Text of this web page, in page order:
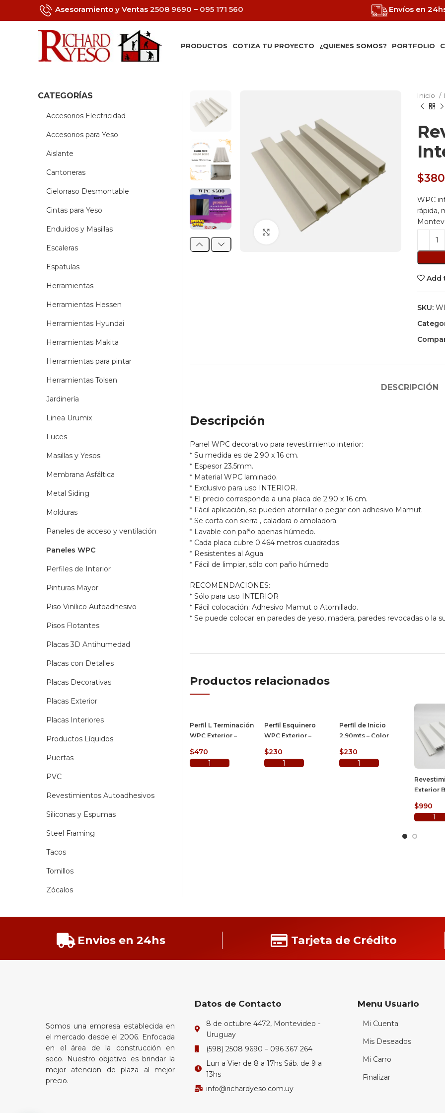
Asesoramiento y Ventas 2508 9690 – 095 171 560 Envíos en
PRODUCTOS COTIZA TU PROYECTO ¿QUIENES SOMOS? PORTFOLIO
Click to enlarge
Inicio
$380
WPC
rápida,
Add
SKU:
DESCRIPCIÓN
Descripción
Panel WPC decorativo para revestimiento interior:
* Su medida es de 2.90 x 16 cm.
* Espesor 23.5mm.
* Material WPC laminado.
* Exclusivo para uso INTERIOR.
* El precio corresponde a una placa de 2.90 x 16 cm.
* Fácil aplicación, se pueden atornillar o pegar con adhesivo Mamut.
* Se corta con sierra , caladora o amoladora.
* Lavable con paño apenas húmedo.
* Cada placa cubre 0.464 metros cuadrados.
* Resistentes al Agua
* Fácil de limpiar, sólo con paño húmedo
RECOMENDACIONES:
* Sólo para uso INTERIOR
* Fácil colocación: Adhesivo Mamut o Atornillado.
* Se puede colocar en paredes de yeso, madera, paredes revocadas o la
Productos relacionados
Perfil L Terminación
WPC Exterior –
Marron Oscuro –
290cm
$470
Añadir al carrito
Perfil Esquinero
WPC Exterior –
Color Negro
$230
Añadir al carrito
Perfil de Inicio
2.90mts – Color
Beige
$230
Añadir al carrito
Exterior
$990
Añadir
CATEGORÍAS
Accesorios Electricidad
Accesorios para Yeso
Aislante
Cantoneras
Cielorraso Desmontable
Cintas para Yeso
Enduidos y Masillas
Escaleras
Espatulas
Herramientas
Herramientas Hessen
Herramientas Hyundai
Herramientas Makita
Herramientas para pintar
Herramientas Tolsen
Jardinería
Linea Urumix
Luces
Masillas y Yesos
Membrana Asfáltica
Metal Siding
Molduras
Paneles de acceso y ventilación
Paneles WPC
Perfiles de Interior
Pinturas Mayor
Piso Vinílico Autoadhesivo
Pisos Flotantes
Placas 3D Antihumedad
Placas con Detalles
Placas Decorativas
Placas Exterior
Placas Interiores
Productos Líquidos
Puertas
PVC
Revestimientos Autoadhesivos
Siliconas y Espumas
Steel Framing
Tacos
Tornillos
Zócalos
Envios en 24hs Tarjeta de Crédito
Somos una empresa establecida en
el mercado desde el 2006. Enfocada
en el área de la construcción en
seco. Nuestro objetivo es brindar la
mejor atencion de plaza al mejor
precio.
Datos de Contacto
8 de octubre 4472, Montevideo -
Uruguay
(598) 2508 9690 – 096 367 264
Lun a Vier de 8 a 17hs Sáb. de 9 a
13hs
info@richardyeso.com.uy
Menu Usuario
Mi Cuenta
Mis Deseados
Mi Carro
Finalizar